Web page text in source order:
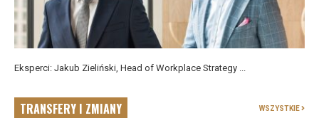
Eksperci: Jakub Zieliński, Head of Workplace Strategy ...
TRANSFERY I ZMIANY WSZYSTKIE